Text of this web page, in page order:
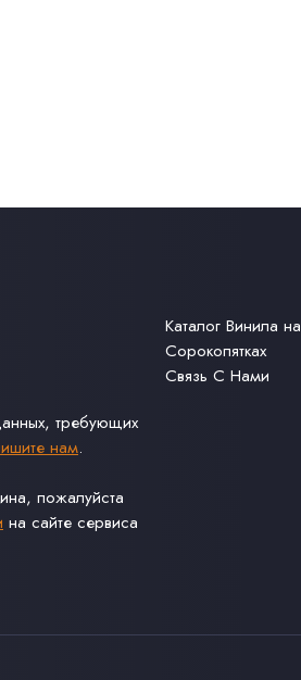
требующих
нам.
пожалуйста
на сайте сервиса
Каталог Винила на
Сорокопятках
Связь С Нами